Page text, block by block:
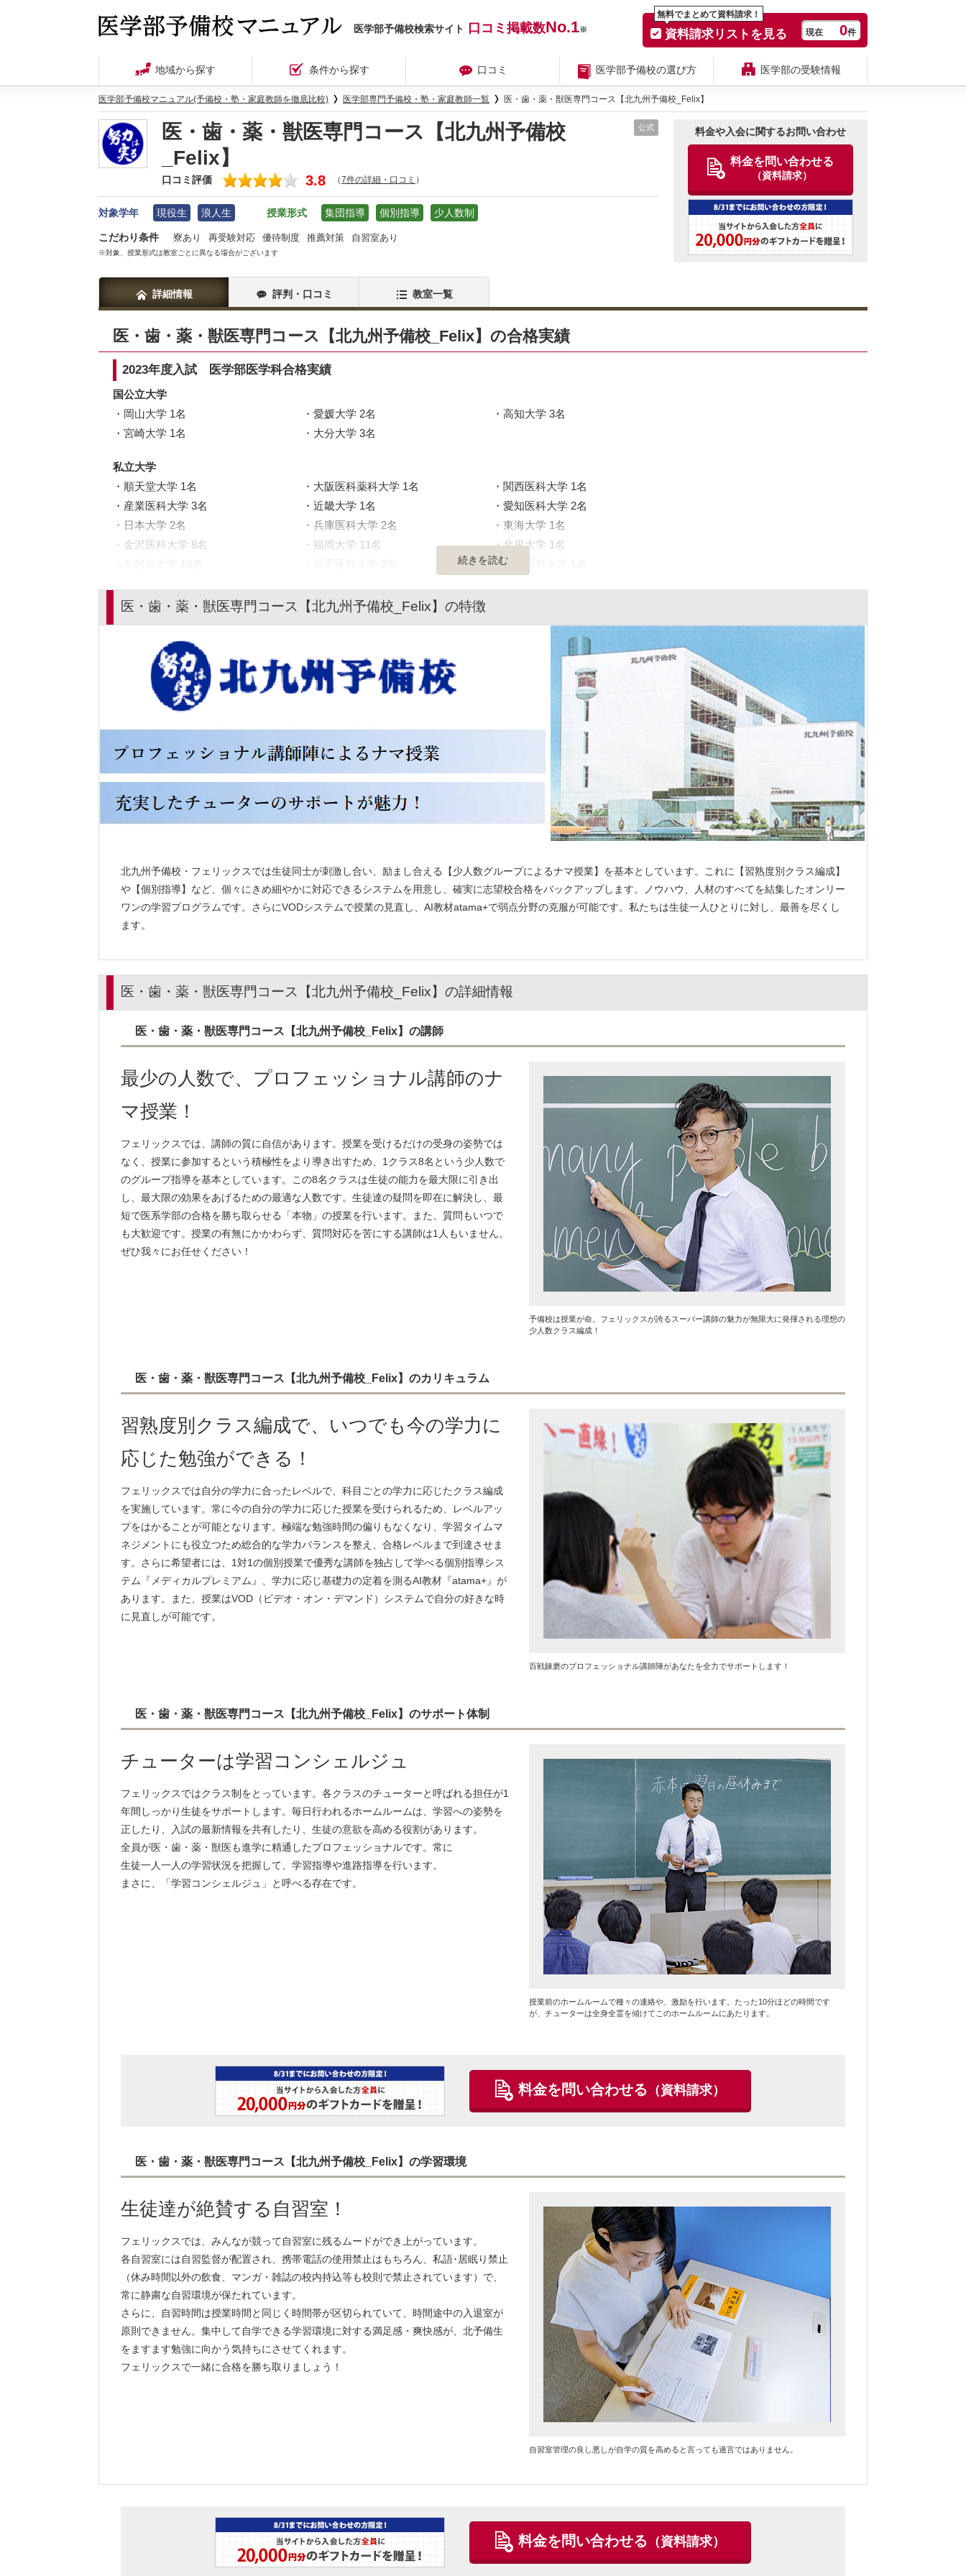
医学部予備校検索サイト 口コミ掲載数No.1※
無料でまとめて資料請求！
資料請求リストを見る 現在 0件
地域から探す 条件から探す 口コミ 医学部予備校の選び方 医学部の受験情報
医学部予備校マニュアル(予備校・塾・家庭教師を徹底比較) 医学部専門予備校・塾・家庭教師一覧 医・歯・薬・獣医専門コース【北九州予備校_Felix】
医・歯・薬・獣医専門コース【北九州予備校
_Felix】
口コミ評価 3.8 （7件の詳細・口コミ ）
公式
対象学年 現役生 浪人生 授業形式 集団指導 個別指導 少人数制
こだわり条件 寮あり 再受験対応 優待制度 推薦対策 自習室あり
※対象、授業形式は教室ごとに異なる場合がございます
料金や入会に関するお問い合わせ
料金を問い合わせる
（資料請求）
詳細情報 評判・口コミ 教室一覧
医・歯・薬・獣医専門コース【北九州予備校_Felix】の合格実績
2023年度入試 医学部医学科合格実績
国公立大学
岡山大学 1名
愛媛大学 2名
高知大学 3名
宮崎大学 1名
大分大学 3名
私立大学
順天堂大学 1名
大阪医科薬科大学 1名
関西医科大学 1名
産業医科大学 3名
近畿大学 1名
愛知医科大学 2名
日本大学 2名
兵庫医科大学 2名
東海大学 1名
金沢医科大学 8名
福岡大学 11名
北里大学 1名
獨協医科大学 1名
続きを読む
医・歯・薬・獣医専門コース【北九州予備校_Felix】の特徴
北九州予備校・フェリックスでは生徒同士が刺激し合い、励まし合える【少人数グループによるナマ授業】を基本としています。これに【習熟度別クラス編成】
や【個別指導】など、個々にきめ細やかに対応できるシステムを用意し、確実に志望校合格をバックアップします。ノウハウ、人材のすべてを結集したオンリー
ワンの学習プログラムです。さらにVODシステムで授業の見直し、AI教材atama+で弱点分野の克服が可能です。私たちは生徒一人ひとりに対し、最善を尽くし
ます。
医・歯・薬・獣医専門コース【北九州予備校_Felix】の詳細情報
医・歯・薬・獣医専門コース【北九州予備校_Felix】の講師
最少の人数で、プロフェッショナル講師のナ
マ授業！
フェリックスでは、講師の質に自信があります。授業を受けるだけの受身の姿勢では
なく、授業に参加するという積極性をより導き出すため、1クラス8名という少人数で
のグループ指導を基本としています。この8名クラスは生徒の能力を最大限に引き出
し、最大限の効果をあげるための最適な人数です。生徒達の疑問を即在に解決し、最
短で医系学部の合格を勝ち取らせる「本物」の授業を行います。また、質問もいつで
も大歓迎です。授業の有無にかかわらず、質問対応を苦にする講師は1人もいません。
ぜひ我々にお任せください！
予備校は授業が命。フェリックスが誇るスーパー講師の魅力が無限大に発揮される理想の
少人数クラス編成！
医・歯・薬・獣医専門コース【北九州予備校_Felix】のカリキュラム
習熟度別クラス編成で、いつでも今の学力に
応じた勉強ができる！
フェリックスでは自分の学力に合ったレベルで、科目ごとの学力に応じたクラス編成
を実施しています。常に今の自分の学力に応じた授業を受けられるため、レベルアッ
プをはかることが可能となります。極端な勉強時間の偏りもなくなり、学習タイムマ
ネジメントにも役立つため総合的な学力バランスを整え、合格レベルまで到達させま
す。さらに希望者には、1対1の個別授業で優秀な講師を独占して学べる個別指導シス
テム『メディカルプレミアム』、学力に応じ基礎力の定着を測るAI教材『atama+』が
あります。また、授業はVOD（ビデオ・オン・デマンド）システムで自分の好きな時
に見直しが可能です。
百戦錬磨のプロフェッショナル講師陣があなたを全力でサポートします！
医・歯・薬・獣医専門コース【北九州予備校_Felix】のサポート体制
チューターは学習コンシェルジュ
フェリックスではクラス制をとっています。各クラスのチューターと呼ばれる担任が1
年間しっかり生徒をサポートします。毎日行われるホームルームは、学習への姿勢を
正したり、入試の最新情報を共有したり、生徒の意欲を高める役割があります。
全員が医・歯・薬・獣医も進学に精通したプロフェッショナルです。常に
生徒一人一人の学習状況を把握して、学習指導や進路指導を行います。
まさに、「学習コンシェルジュ」と呼べる存在です。
授業前のホームルームで種々の連絡や、激励を行います。たった10分ほどの時間です
が、チューターは全身全霊を傾けてこのホームルームにあたります。
料金を問い合わせる （資料請求）
医・歯・薬・獣医専門コース【北九州予備校_Felix】の学習環境
生徒達が絶賛する自習室！
フェリックスでは、みんなが競って自習室に残るムードができ上がっています。
各自習室には自習監督が配置され、携帯電話の使用禁止はもちろん、私語･居眠り禁止
（休み時間以外の飲食、マンガ・雑誌の校内持込等も校則で禁止されています）で、
常に静粛な自習環境が保たれています。
さらに、自習時間は授業時間と同じく時間帯が区切られていて、時間途中の入退室が
原則できません。集中して自学できる学習環境に対する満足感・爽快感が、北予備生
をますます勉強に向かう気持ちにさせてくれます。
フェリックスで一緒に合格を勝ち取りましょう！
自習室管理の良し悪しが自学の質を高めると言っても過言ではありません。
料金を問い合わせる （資料請求）